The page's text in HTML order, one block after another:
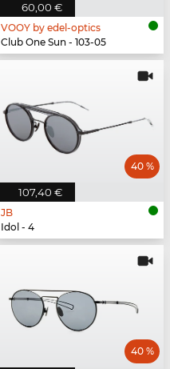
60,00 €
VOOY by edel-optics
Club One Sun - 103-05
107,40 €
40 %
JB
Idol - 4
40 %